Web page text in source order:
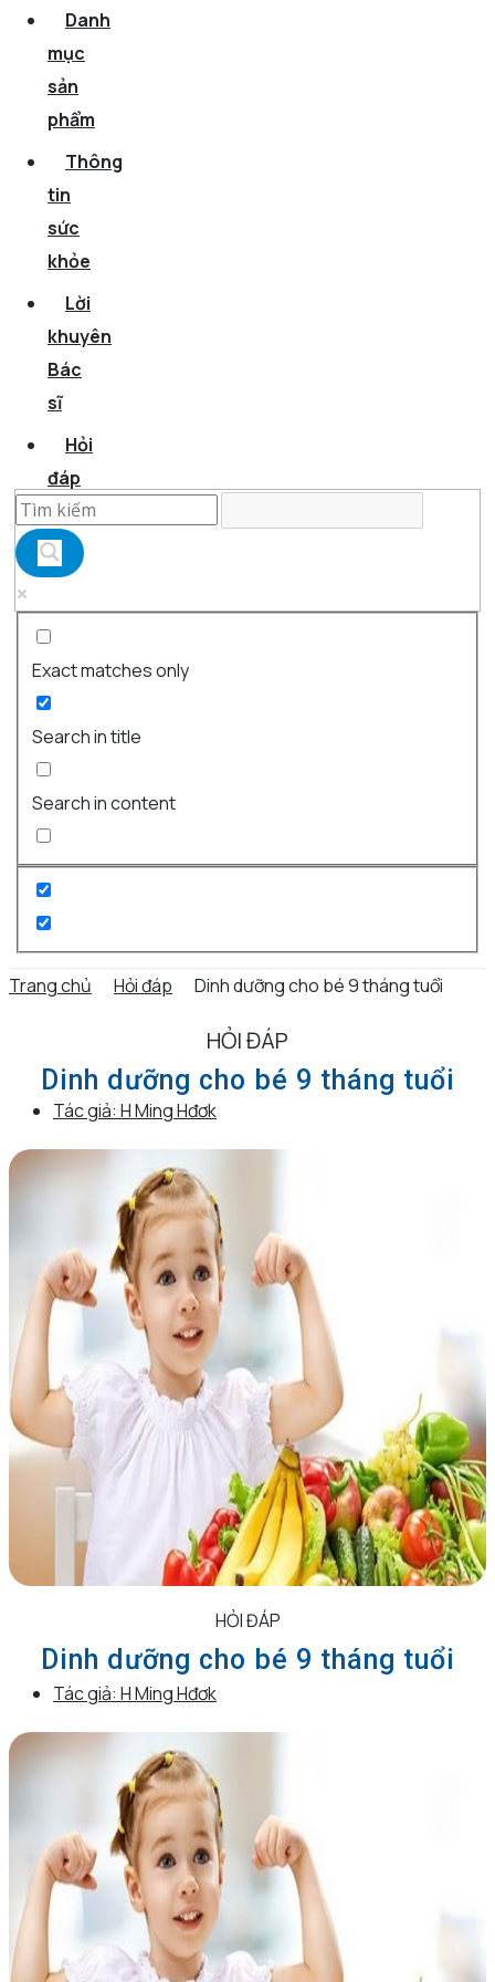
Danh
mục
sản
phẩm
Thông
tin
sức
khỏe
Lời
khuyên
Bác
sĩ
Hỏi
đáp
Exact matches only
Search in title
Search in content
Trang chủ Hỏi đáp Dinh dưỡng cho bé 9 tháng tuổi
HỎI ĐÁP
Dinh dưỡng cho bé 9 tháng tuổi
Tác giả: H Ming Hđơk
HỎI ĐÁP
Dinh dưỡng cho bé 9 tháng tuổi
Tác giả: H Ming Hđơk